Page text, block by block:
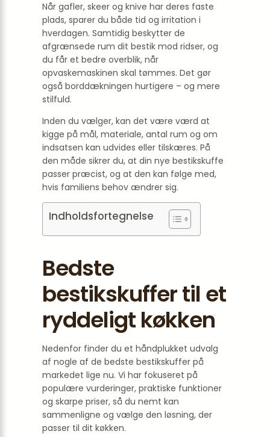
Når gafler, skeer og knive har deres faste
plads, sparer du både tid og irritation i
hverdagen. Samtidig beskytter de
afgrænsede rum dit bestik mod ridser, og
du får et bedre overblik, når
opvaskemaskinen skal tømmes. Det gør
også borddækningen hurtigere – og mere
stilfuld.
Inden du vælger, kan det være værd at
kigge på mål, materiale, antal rum og om
indsatsen kan udvides eller tilskæres. På
den måde sikrer du, at din nye bestikskuffe
passer præcist, og at den kan følge med,
hvis familiens behov ændrer sig.
Indholdsfortegnelse
Bedste
bestikskuffer til et
ryddeligt køkken
Nedenfor finder du et håndplukket udvalg
af nogle af de bedste bestikskuffer på
markedet lige nu. Vi har fokuseret på
populære vurderinger, praktiske funktioner
og skarpe priser, så du nemt kan
sammenligne og vælge den løsning, der
passer til dit køkken.